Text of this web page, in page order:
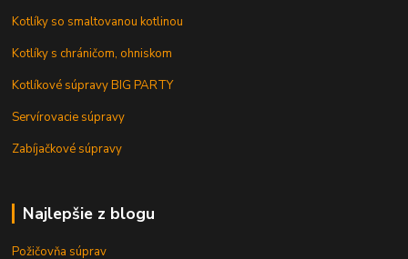
Kotlíky so smaltovanou kotlinou
Kotlíky s chráničom, ohniskom
Kotlíkové súpravy BIG PARTY
Servírovacie súpravy
Zabíjačkové súpravy
Najlepšie z blogu
Požičovňa súprav